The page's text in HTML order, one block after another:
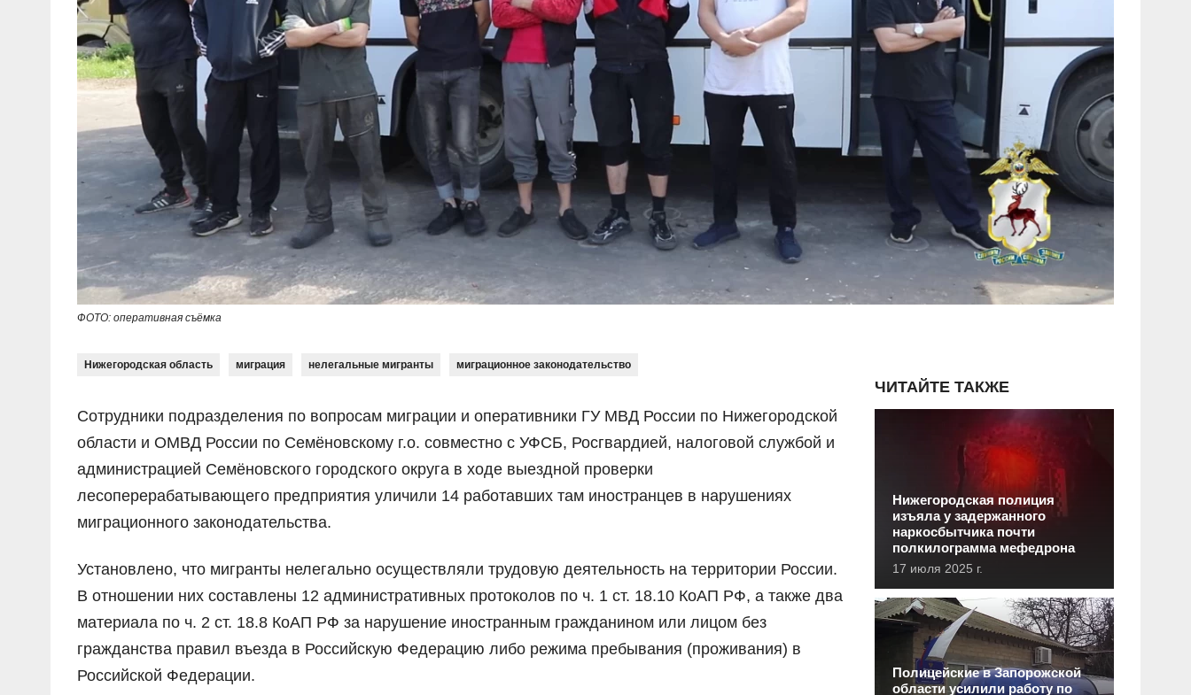
ФОТО: оперативная съёмка
Нижегородская область миграция нелегальные мигранты миграционное законодательство
Сотрудники подразделения по вопросам миграции и оперативники ГУ МВД России по Нижегородской
области и ОМВД России по Семёновскому г.о. совместно с УФСБ, Росгвардией, налоговой службой и
администрацией Семёновского городского округа в ходе выездной проверки
лесоперерабатывающего предприятия уличили 14 работавших там иностранцев в нарушениях
миграционного законодательства.
Установлено, что мигранты нелегально осуществляли трудовую деятельность на территории России.
В отношении них составлены 12 административных протоколов по ч. 1 ст. 18.10 КоАП РФ, а также два
материала по ч. 2 ст. 18.8 КоАП РФ за нарушение иностранным гражданином или лицом без
гражданства правил въезда в Российскую Федерацию либо режима пребывания (проживания) в
Российской Федерации.
ЧИТАЙТЕ ТАКЖЕ
Нижегородская полиция
изъяла у задержанного
наркосбытчика почти
полкилограмма мефедрона
17 июля 2025 г.
Полицейские в Запорожской
области усилили работу по